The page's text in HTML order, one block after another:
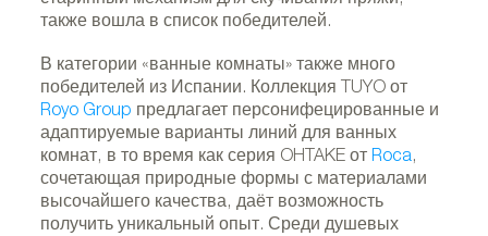
также вошла в список победителей.
В категории «ванные комнаты» также много
победителей из Испании. Коллекция TUYO от
Royo Group предлагает персонифецированные и
адаптируемые варианты линий для ванных
комнат, в то время как серия OHTAKE отRoca,
сочетающая природные формы с материалами
высочайшего качества, даёт возможность
получить уникальный опыт. Среди душевых